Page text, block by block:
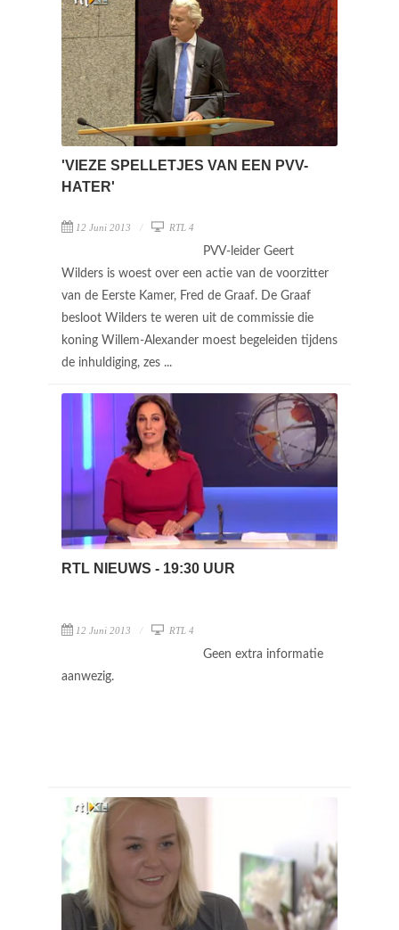
'VIEZE SPELLETJES VAN EEN PVV-
HATER'
12 Juni 2013 RTL 4
PVV-leider Geert
Wilders is woest over een actie van de voorzitter
van de Eerste Kamer, Fred de Graaf. De Graaf
besloot Wilders te weren uit de commissie die
koning Willem-Alexander moest begeleiden tijdens
de inhuldiging, zes ...
RTL NIEUWS - 19:30 UUR
12 Juni 2013 RTL 4
Geen extra informatie
aanwezig.